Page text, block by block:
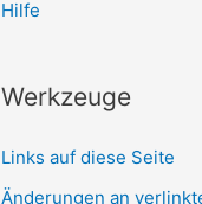
Hilfe
Werkzeuge
Links auf diese Seite
Änderungen an